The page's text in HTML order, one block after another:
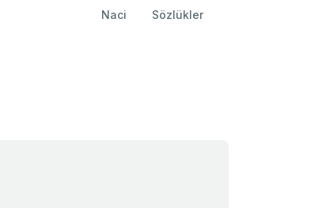
Naci Sözlükler